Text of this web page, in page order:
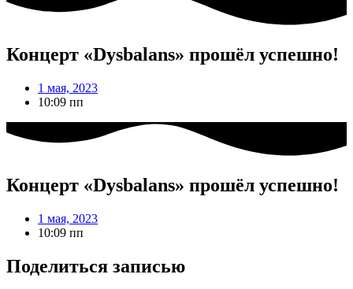
Концерт «Dysbalans» прошёл успешно!
1 мая, 2023
10:09 пп
Концерт «Dysbalans» прошёл успешно!
1 мая, 2023
10:09 пп
Поделиться записью